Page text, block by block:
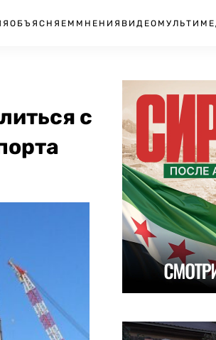
ОБЪЯСНЯЕМ МНЕНИЯ ВИДЕО
с